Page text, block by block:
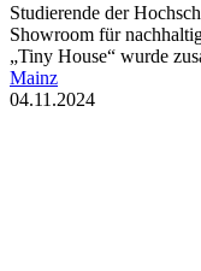
Studierende der
Showroom für
„Tiny House“ wurde
Mainz
04.11.2024